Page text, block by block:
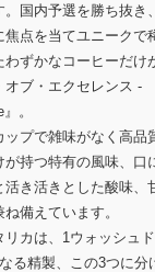
。国内予選を勝ち抜き
焦点を当てユニークで
わずかなコーヒーだけ
オブ・エクセレンス -
。
ップで雑味がなく高品
が持つ特有の風味、口
活き活きとした酸味、
備えています。
リカは、1ウォッシュ
る精製、この3つに分